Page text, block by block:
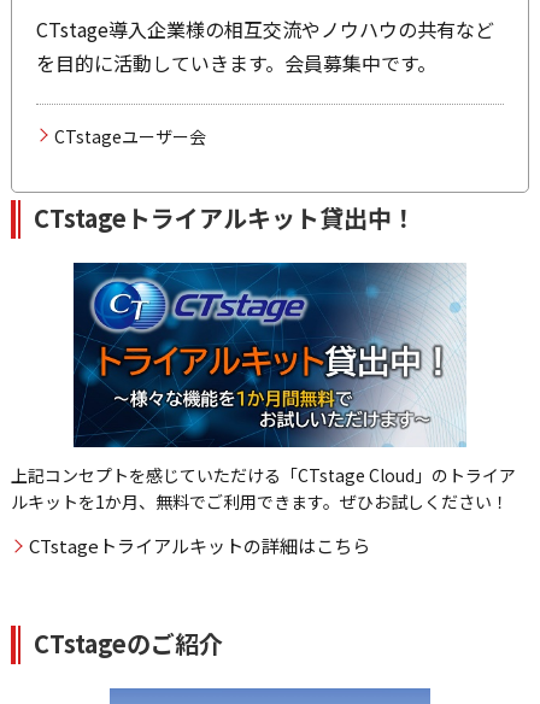
CTstage導入企業様の相互交流やノウハウの共有など
を目的に活動していきます。会員募集中です。
CTstageユーザー会
CTstageトライアルキット貸出中！
上記コンセプトを感じていただける「CTstage Cloud」のトライア
ルキットを1か月、無料でご利用できます。ぜひお試しください！
CTstageトライアルキットの詳細はこちら
CTstageのご紹介